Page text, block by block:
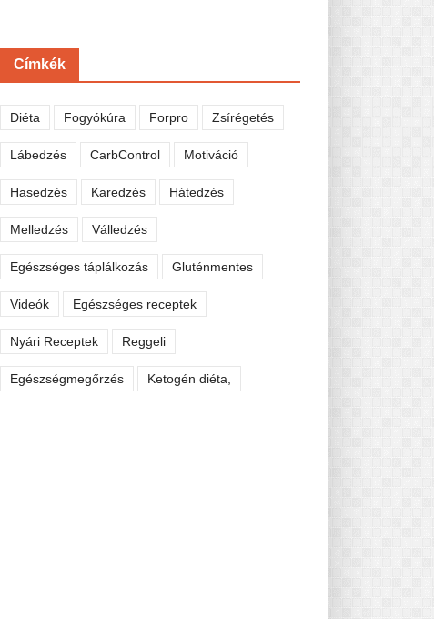
Címkék
Diéta Fogyókúra Forpro Zsírégetés
Lábedzés CarbControl Motiváció
Hasedzés Karedzés Hátedzés
Melledzés Válledzés
Egészséges táplálkozás Gluténmentes
Videók Egészséges receptek
Nyári Receptek Reggeli
Egészségmegőrzés Ketogén diéta,